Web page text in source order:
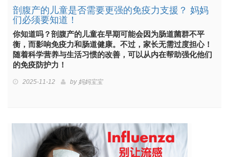
剖腹产的儿童是否需要更强的免疫力支援？ 妈妈
们必须要知道！
你知道吗？剖腹产的儿童在早期可能会因为肠道菌群不平
衡，而影响免疫力和肠道健康。不过，家长无需过度担心！
随着科学营养与生活习惯的改善，可以从内在帮助强化他们
的免疫防护力！
2025-11-12 by 妈妈宝宝